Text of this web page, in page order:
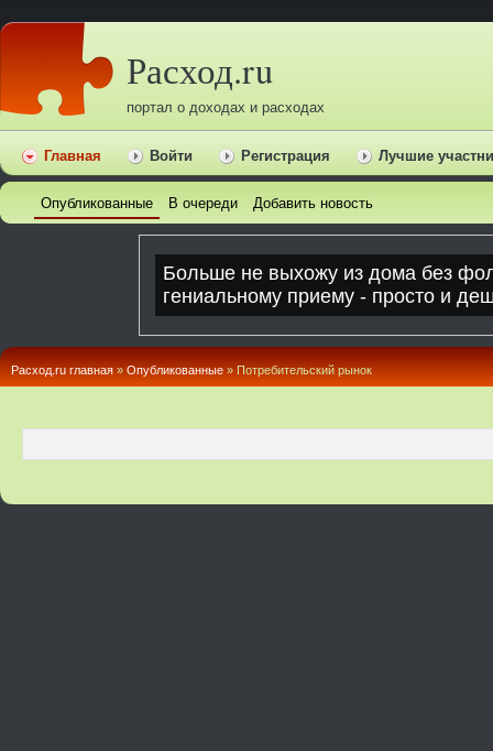
Расход.ru
портал о доходах и расходах
Главная Войти Регистрация Лучшие
Опубликованные В очереди Добавить новость
Расход.ru главная » Опубликованные » Потребительский рынок